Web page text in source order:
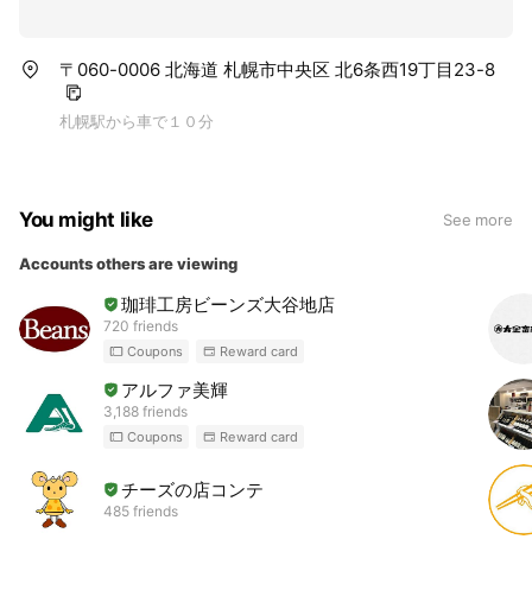
〒060-0006 北海道 札幌市中央区 北6条西19丁目23-8
札幌駅から車で１０分
You might like See more
Accounts others are viewing
珈琲工房ビーンズ大谷地店
720 friends
Coupons Reward card
アルファ美輝
3,188 friends
Coupons Reward card
チーズの店コンテ
485 friends